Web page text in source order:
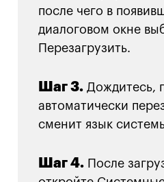
после чего в
диалоговом окне
Перезагрузить.
Шаг 3. Дождитесь,
автоматически
сменит язык
Шаг 4. После